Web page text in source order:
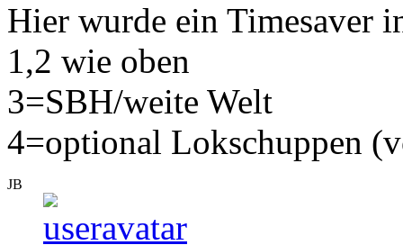
Hier wurde ein Timesaver
1,2 wie oben
3=SBH/weite Welt
4=optional Lokschuppen
JB